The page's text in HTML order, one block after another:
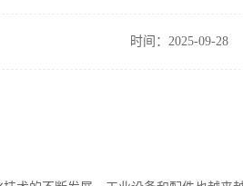
时间：2025-09-28